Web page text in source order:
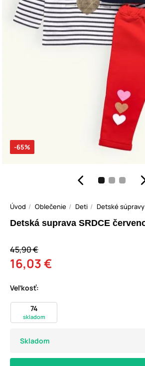
-65%
Úvod Oblečenie Deti Detské súpravy
Detská suprava SRDCE
45,90 €
16,03 €
Veľkosť:
74
skladom
Skladom